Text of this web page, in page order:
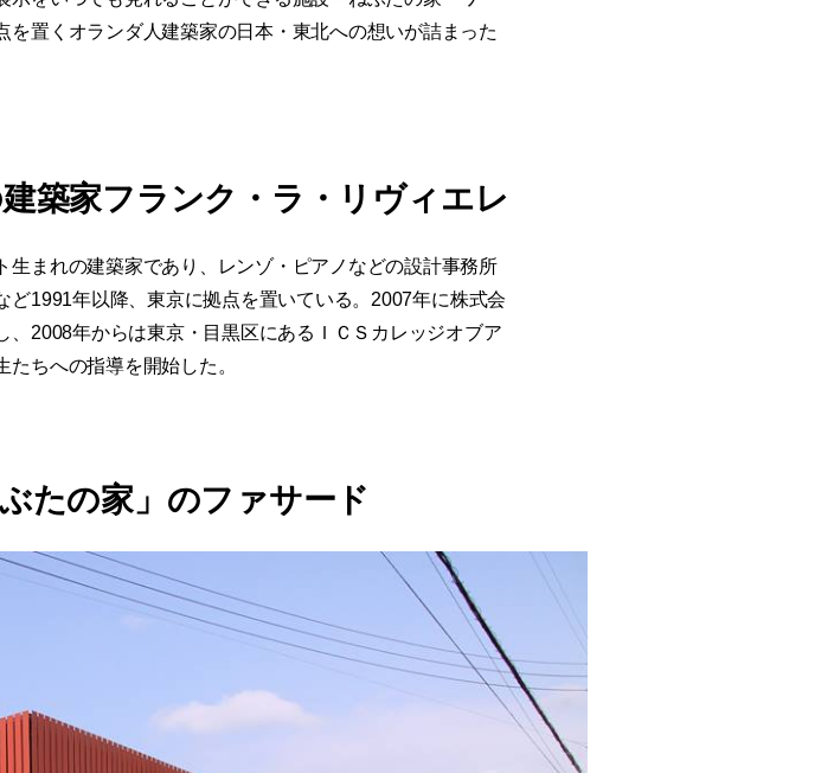
置くオランダ人建築家の日本・東北への想いが詰まった
築家フランク・ラ・リヴィエレ
まれの建築家であり、レンゾ・ピアノなどの設計事務所
1991年以降、東京に拠点を置いている。2007年に株式会
2008年からは東京・目黒区にあるＩＣＳカレッジオブア
ちへの指導を開始した。
たの家」のファサード